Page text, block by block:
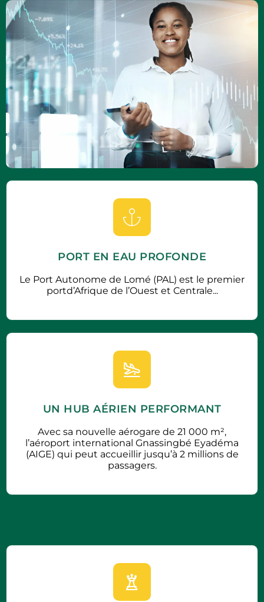
PORT EN EAU PROFONDE
Le Port Autonome de Lomé (PAL) est le premier
portd’Afrique de l’Ouest et Centrale...
UN HUB AÉRIEN PERFORMANT
Avec sa nouvelle aérogare de 21 000 m²,
l’aéroport international Gnassingbé Eyadéma
(AIGE) qui peut accueillir jusqu’à 2 millions de
passagers.